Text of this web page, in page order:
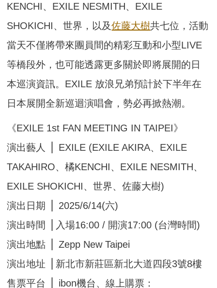
KENCHI、EXILE NESMITH、EXILE
SHOKICHI、世界，以及佐藤大樹共七位，活動
當天不僅將帶來團員間的精彩互動和小型LIVE
等橋段外，也可能透露更多關於即將展開的日
本巡演資訊。EXILE 放浪兄弟預計於下半年在
日本展開全新巡迴演唱會，勢必再掀熱潮。
《EXILE 1st FAN MEETING IN TAIPEI》
演出藝人 ⎪ EXILE (EXILE AKIRA、EXILE
TAKAHIRO、橘KENCHI、EXILE NESMITH、
EXILE SHOKICHI、世界、佐藤大樹)
演出日期 ⎪ 2025/6/14(六)
演出時間 ⎪入場16:00 / 開演17:00 (台灣時間)
演出地點 ⎪ Zepp New Taipei
演出地址 ⎪新北市新莊區新北大道四段3號8樓
售票平台 ⎪ ibon機台、線上購票：